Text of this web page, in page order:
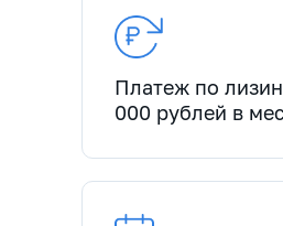
Платеж по
000 рублей в